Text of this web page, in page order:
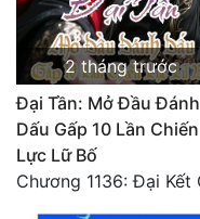
2 tháng trước
Đại Tần: Mở Đầu Đánh
Dấu Gấp 10 Lần Chiến
Lực Lữ Bố